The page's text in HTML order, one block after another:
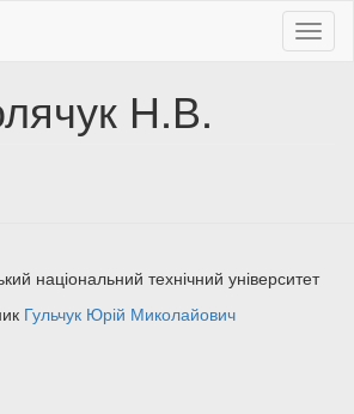
Н.В.
національний технічний університет
Гульчук Юрій Миколайович